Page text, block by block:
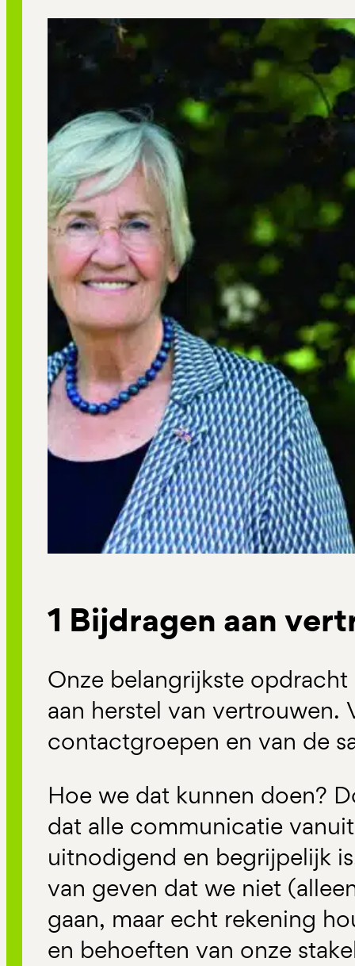
1 Bijdragen aan
Onze belangrijkste
aan herstel van vertrouwen.
contactgroepen en van de
Hoe we dat kunnen doen?
dat alle communicatie
uitnodigend en begrijpelijk
van geven dat we niet
gaan, maar echt rekening
en behoeften van onze